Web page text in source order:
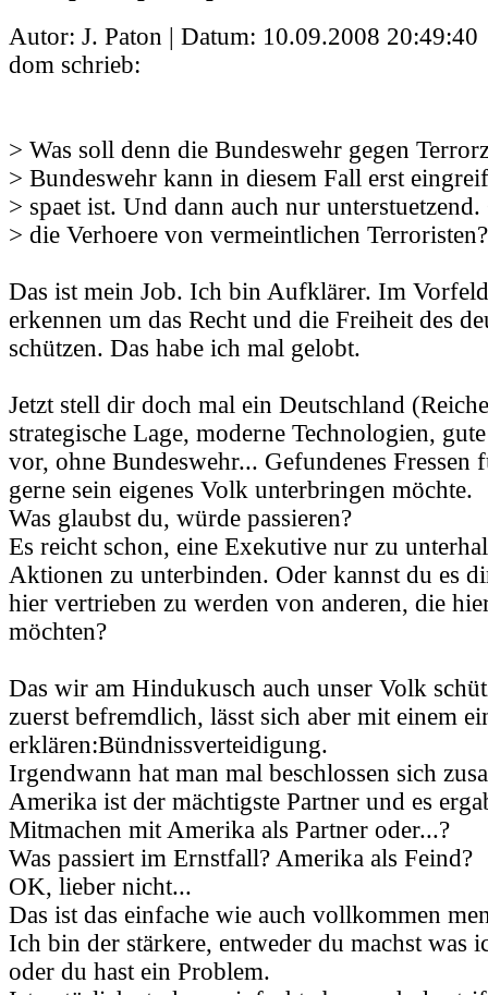
Autor: J. Paton | Datum: 10.09.2008 20:49:40
dom schrieb:
> Was soll denn die Bundeswehr gegen
> Bundeswehr kann in diesem Fall erst
> spaet ist. Und dann auch nur
> die Verhoere von vermeintlichen Terroristen?
Das ist mein Job. Ich bin Aufklärer. Im
erkennen um das Recht und die Freiheit des
schützen. Das habe ich mal gelobt.
Jetzt stell dir doch mal ein Deutschland
strategische Lage, moderne Technologien,
vor, ohne Bundeswehr... Gefundenes Fressen
gerne sein eigenes Volk unterbringen möchte.
Was glaubst du, würde passieren?
Es reicht schon, eine Exekutive nur zu
Aktionen zu unterbinden. Oder kannst du es
hier vertrieben zu werden von anderen, die
möchten?
Das wir am Hindukusch auch unser Volk
zuerst befremdlich, lässt sich aber mit einem
erklären:Bündnissverteidigung.
Irgendwann hat man mal beschlossen sich
Amerika ist der mächtigste Partner und es
Mitmachen mit Amerika als Partner oder...?
Was passiert im Ernstfall? Amerika als Feind?
OK, lieber nicht...
Das ist das einfache wie auch vollkommen
Ich bin der stärkere, entweder du machst was
oder du hast ein Problem.